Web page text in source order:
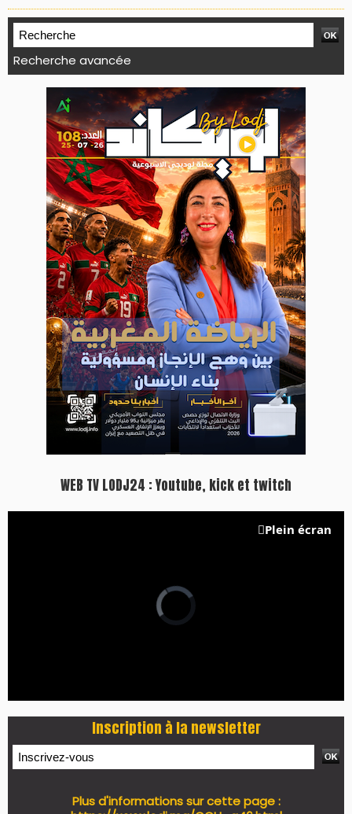
Recherche avancée
WEB TV LODJ24 : Youtube, kick et twitch
Plein écran
Inscription à la newsletter
Plus d'informations sur cette page :
7 days santé & conso du 31-07-2026
7 days Auto-Moto du 27-07-2026
PODCAST +